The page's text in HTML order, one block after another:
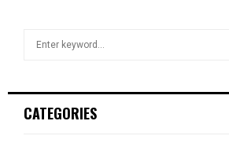
h
CATEGORIES